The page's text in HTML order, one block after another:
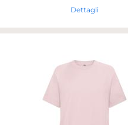
Dettagli